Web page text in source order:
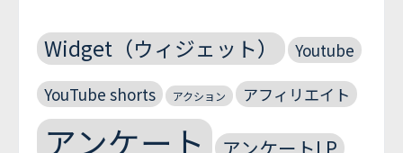
Widget（ウィジェット）
Youtube
YouTube shorts
アクション アフィリエイト
アンケート